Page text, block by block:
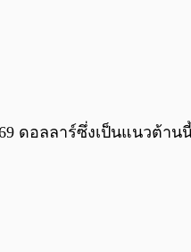
ดอลลาร์ซึ่งเป็นแนวต้า